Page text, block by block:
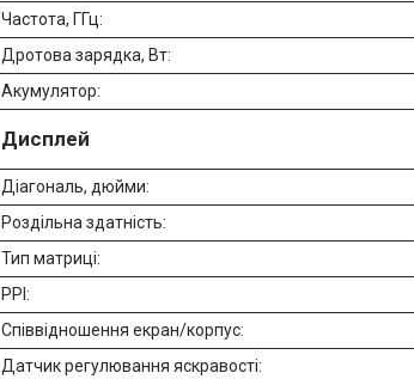
Частота, ГГц:
Дротова зарядка, Вт:
Акумулятор:
Дисплей
Діагональ, дюйми:
Роздільна здатність:
Тип матриці:
PPI:
Співвідношення екран/корпус:
Датчик регулювання яскравості: